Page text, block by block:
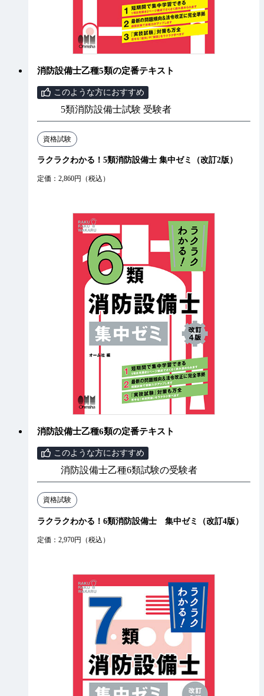
消防設備士乙種5類の定番テキスト
このような方におすすめ
5類消防設備士試験 受験者
資格試験
ラクラクわかる！5類消防設備士 集中ゼミ（改訂2版）
定価：2,860円（税込）
消防設備士乙種6類の定番テキスト
このような方におすすめ
消防設備士乙種6類試験の受験者
資格試験
ラクラクわかる！6類消防設備士 集中ゼミ（改訂4版）
定価：2,970円（税込）